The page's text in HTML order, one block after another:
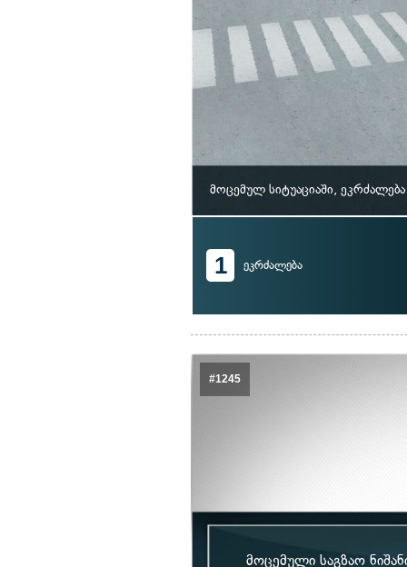
მოცემულ სიტუაციაში,
1 ეკრძალება
#1245
მოცემული საგზაო